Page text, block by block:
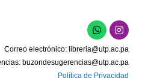
W
h
a
t
s
a
I
n
s
t
a
g
Correo electrónico: libreria@utp.ac.pa
buzondesugerencias@utp.ac.pa
Política de Privacidad